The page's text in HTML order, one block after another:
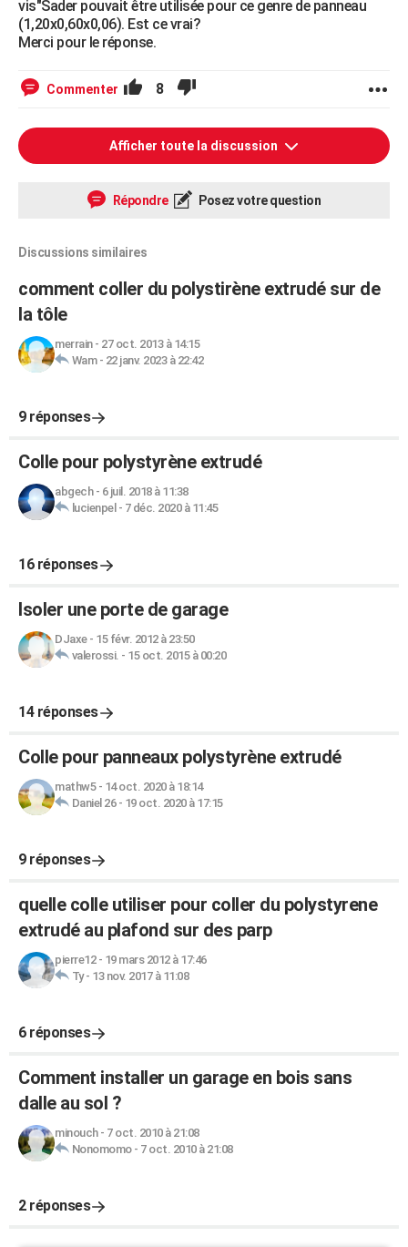
vis"Sader pouvait être utilisée pour ce genre de panneau
(1,20x0,60x0,06). Est ce vrai?
Merci pour le réponse.
Commenter 8
Afficher toute la discussion
Répondre Posez votre question
Discussions similaires
comment coller du polystirène extrudé sur de
la tôle
merrain- 27 oct. 2013 à 14:15
Wam- 22 janv. 2023 à 22:42
9 réponses
Colle pour polystyrène extrudé
abgech- 6 juil. 2018 à 11:38
lucienpel - 7 déc. 2020 à 11:45
16 réponses
Isoler une porte de garage
DJaxe- 15 févr. 2012 à 23:50
valerossi. - 15 oct. 2015 à 00:20
14 réponses
Colle pour panneaux polystyrène extrudé
mathw5- 14 oct. 2020 à 18:14
Daniel 26- 19 oct. 2020 à 17:15
9 réponses
quelle colle utiliser pour coller du polystyrene
extrudé au plafond sur des parp
pierre12- 19 mars 2012 à 17:46
Ty- 13 nov. 2017 à 11:08
6 réponses
Comment installer un garage en bois sans
dalle au sol ?
minouch- 7 oct. 2010 à 21:08
Nonomomo- 7 oct. 2010 à 21:08
2 réponses